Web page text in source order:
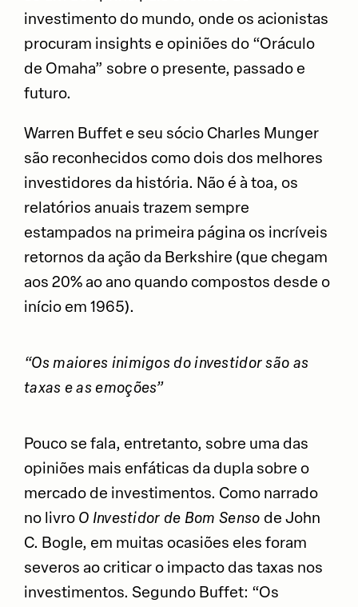
investimento do mundo, onde os acionistas
procuram insights e opiniões do “Oráculo
de Omaha” sobre o presente, passado e
futuro.
Warren Buffet e seu sócio Charles Munger
são reconhecidos como dois dos melhores
investidores da história. Não é à toa, os
relatórios anuais trazem sempre
estampados na primeira página os incríveis
retornos da ação da Berkshire (que chegam
aos 20% ao ano quando compostos desde o
início em 1965).
“Os maiores inimigos do investidor são as
taxas e as emoções”
Pouco se fala, entretanto, sobre uma das
opiniões mais enfáticas da dupla sobre o
mercado de investimentos. Como narrado
no livro O Investidor de Bom Senso de John
C. Bogle, em muitas ocasiões eles foram
severos ao criticar o impacto das taxas nos
investimentos. Segundo Buffet: “Os